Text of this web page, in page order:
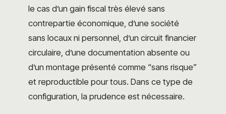
le cas d’un gain fiscal très élevé sans
contrepartie économique, d’une société
sans locaux ni personnel, d’un circuit financier
circulaire, d’une documentation absente ou
d’un montage présenté comme “sans risque”
et reproductible pour tous. Dans ce type de
configuration, la prudence est nécessaire.